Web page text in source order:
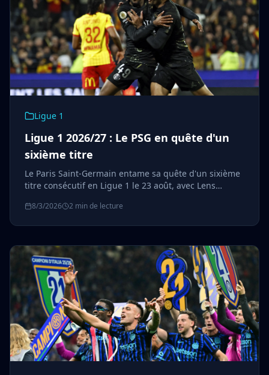
Ligue 1
Ligue 1 2026/27 : Le PSG en quête d'un
sixième titre
Le Paris Saint-Germain entame sa quête d'un sixième
titre consécutif en Ligue 1 le 23 août, avec Lens
du Mans dans l'élite.
8/3/2026 2 min de lecture